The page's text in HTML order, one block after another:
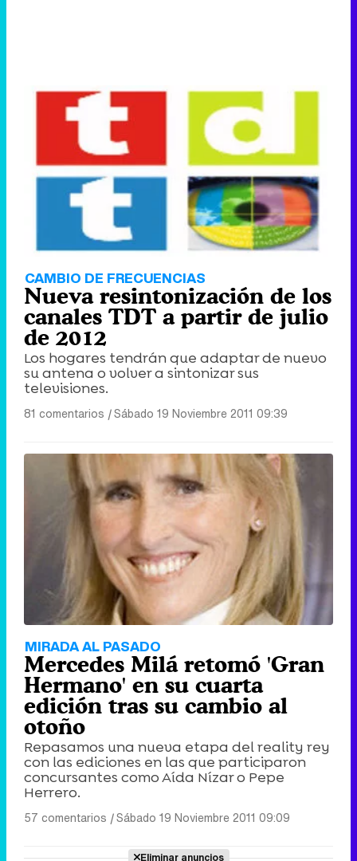
CAMBIO DE FRECUENCIAS
Nueva resintonización de los
canales TDT a partir de julio
de 2012
Los hogares tendrán que adaptar de nuevo
su antena o volver a sintonizar sus
televisiones.
81 comentarios |Sábado 19 Noviembre 2011 09:39
MIRADA AL PASADO
Mercedes Milá retomó 'Gran
Hermano' en su cuarta
edición tras su cambio al
otoño
Repasamos una nueva etapa del reality rey
con las ediciones en las que participaron
concursantes como Aída Nízar o Pepe
Herrero.
57 comentarios |Sábado 19 Noviembre 2011 09:09
Eliminar anuncios